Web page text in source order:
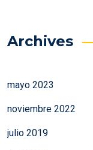
Archives
mayo 2023
noviembre 2022
julio 2019